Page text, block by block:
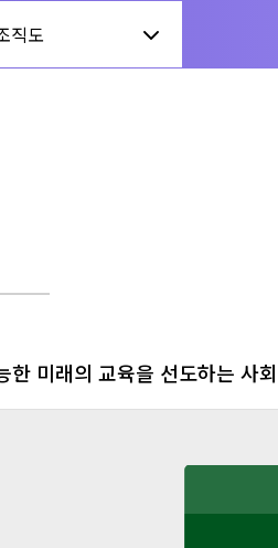
직도
미래의 교육을 선도하는 사